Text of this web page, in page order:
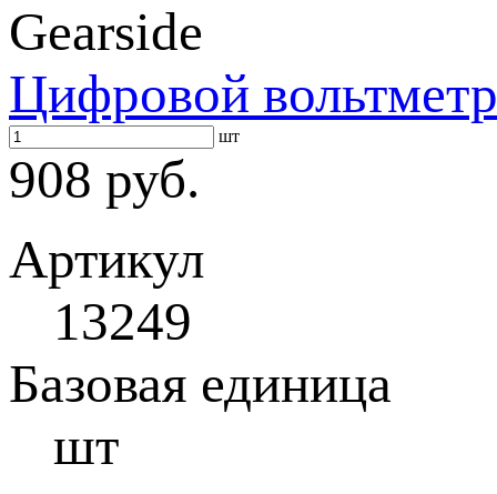
Gearside
Цифровой
шт
908 руб.
Артикул
13249
Базовая единица
шт